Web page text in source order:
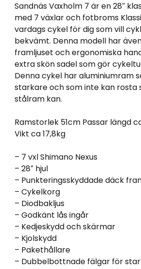
Sandnäs Vaxholm 7 är en 28″
med 7 växlar och fotbroms
vardags cykel för dig som vill
bekvämt. Denna modell har
framljuset och ergonomiska
extra skön sadel som gör
Denna cykel har aluminiumram
starkare och som inte kan rosta
stålram kan.
Ramstorlek 51cm Passar längd
Vikt ca 17,8kg
– 7 vxl Shimano Nexus
– 28″ hjul
– Punkteringsskyddade däck
– Cykelkorg
– Diodbakljus
– Godkänt lås ingår
– Kedjeskydd och skärmar
– Kjolskydd
– Pakethållare
– Dubbelbottnade fälgar för